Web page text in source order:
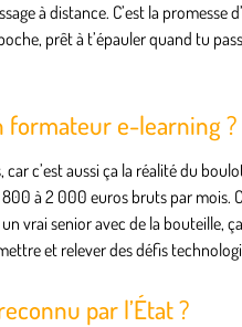
à distance. C’est la
prêt à t’épauler quand tu
formateur e-learning ?
c’est aussi ça la réalité du
à 2 000 euros bruts par
vrai senior avec de la bouteille,
et relever des défis
par l’État ?